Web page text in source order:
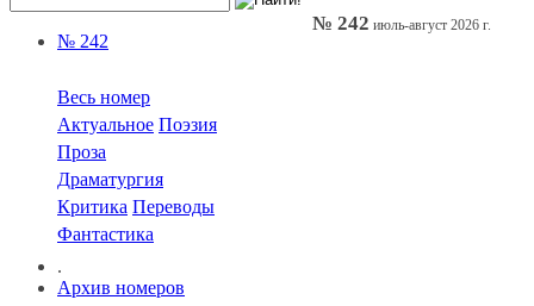
№ 242
Весь номер
Актуальное Поэзия
Проза
Драматургия
Критика Переводы
Фантастика
.
Архив номеров
№ 242 июль-август 2026 г.